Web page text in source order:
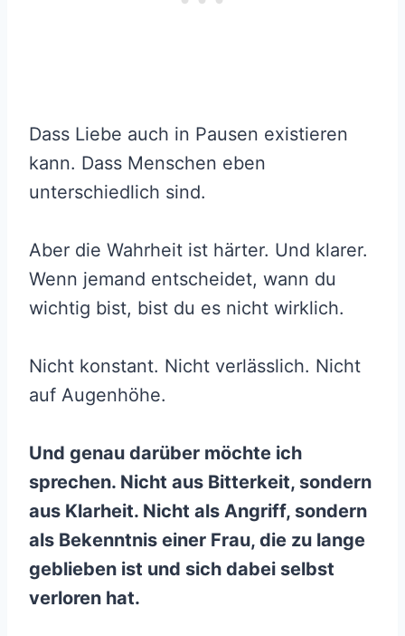
Dass Liebe auch in Pausen existieren
kann. Dass Menschen eben
unterschiedlich sind.
Aber die Wahrheit ist härter. Und klarer.
Wenn jemand entscheidet, wann du
wichtig bist, bist du es nicht wirklich.
Nicht konstant. Nicht verlässlich. Nicht
auf Augenhöhe.
Und genau darüber möchte ich
sprechen. Nicht aus Bitterkeit, sondern
aus Klarheit. Nicht als Angriff, sondern
als Bekenntnis einer Frau, die zu lange
geblieben ist und sich dabei selbst
verloren hat.